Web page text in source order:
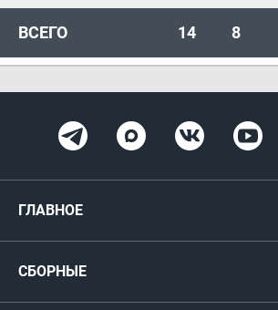
ВСЕГО 14 8
ГЛАВНОЕ
СБОРНЫЕ